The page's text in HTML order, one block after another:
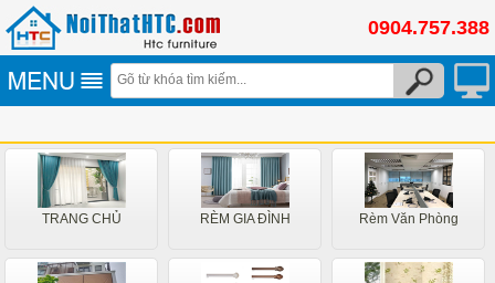
0904.757.388
TRANG CHỦ RÈM GIA ĐÌNH Rèm Văn Phòng